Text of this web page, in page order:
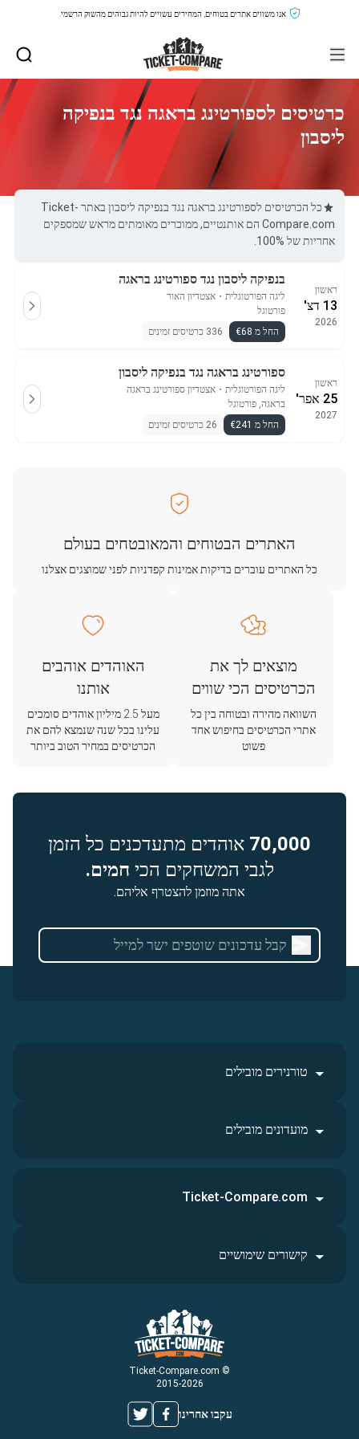
אנו משווים אתרים בטוחים, המחירים עשויים להיות גבוהים מהשוק הרשמי.
כרטיסים לספורטינג בראגה נגד בנפיקה
ליסבון
כל הכרטיסים לספורטינג בראגה נגד בנפיקה ליסבון באתר Ticket-
Compare.com הם אותנטיים, ממוכרים מאומתים מראש שמספקים
אחריות של 100%.
ראשון
13 דצ'
2026
בנפיקה ליסבון נגד ספורטינג בראגה
ליגה הפורטוגלית ・ אצטדיון האור
פורטוגל
החל מ €68
336 כרטיסים זמינים
ראשון
25 אפר'
2027
ספורטינג בראגה נגד בנפיקה ליסבון
ליגה הפורטוגלית ・ אצטדיון ספורטינג בראגה
בראגה, פורטוגל
החל מ €241
26 כרטיסים זמינים
האתרים הבטוחים והמאובטחים בעולם
כל האתרים עוברים בדיקות אמינות קפדניות לפני שמוצגים אצלנו
מוצאים לך את
הכרטיסים הכי שווים
השוואה מהירה ובטוחה בין כל
אתרי הכרטיסים בחיפוש אחד
פשוט
האוהדים אוהבים
אותנו
מעל 2.5 מיליון אוהדים סומכים
עלינו בכל שנה שנמצא להם את
הכרטיסים במחיר הטוב ביותר
70,000 אוהדים מתעדכנים כל הזמן
לגבי המשחקים הכי חמים.
אתה מוזמן להצטרף אליהם.
טורנירים מובילים
מועדונים מובילים
© Ticket-Compare.com
2015-2026
עקבו אחרינו
Ticket-Compare.com
קישורים שימושיים